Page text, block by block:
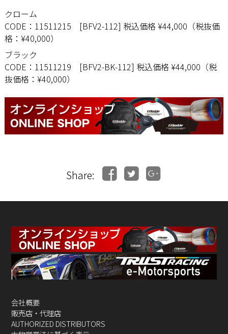
クローム
CODE：11511215 [BFV2-112] 税込価格 ¥44,000（税抜価
格：¥40,000）
ブラック
CODE：11511219 [BFV2-BK-112] 税込価格 ¥44,000（税
抜価格：¥40,000）
Share:
会社概要
販売店・代理店
AUTHORIZED DISTRIBUTORS